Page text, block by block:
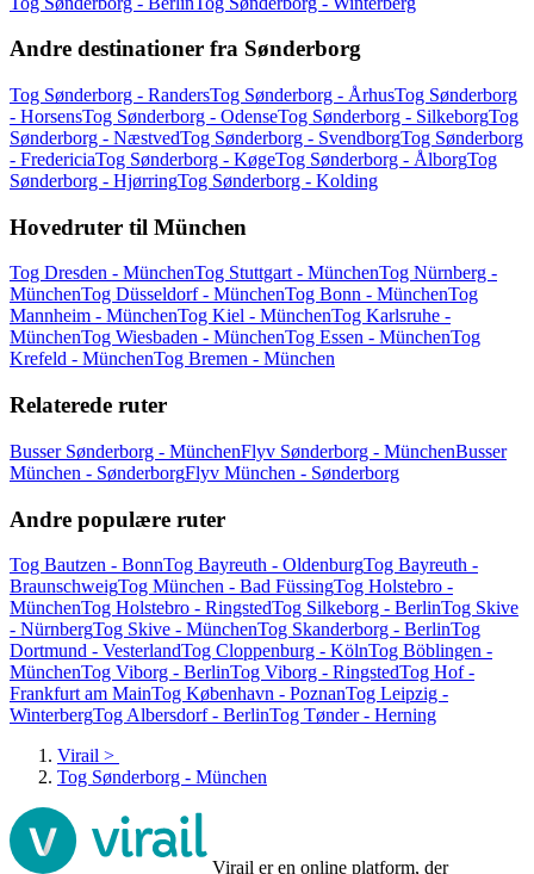
Andre destinationer fra Sønderborg
Tog Sønderborg - RandersTog Sønderborg - ÅrhusTog Sønderborg
- HorsensTog Sønderborg - OdenseTog Sønderborg - SilkeborgTog
Sønderborg - NæstvedTog Sønderborg - SvendborgTog Sønderborg
- FredericiaTog Sønderborg - KøgeTog Sønderborg - ÅlborgTog
Sønderborg - HjørringTog Sønderborg - Kolding
Hovedruter til München
Tog Dresden - MünchenTog Stuttgart - MünchenTog Nürnberg -
MünchenTog Düsseldorf - MünchenTog Bonn - MünchenTog
Mannheim - MünchenTog Kiel - MünchenTog Karlsruhe -
MünchenTog Wiesbaden - MünchenTog Essen - MünchenTog
Krefeld - MünchenTog Bremen - München
Relaterede ruter
Busser Sønderborg - MünchenFlyv Sønderborg - MünchenBusser
München - SønderborgFlyv München - Sønderborg
Andre populære ruter
Tog Bautzen - BonnTog Bayreuth - OldenburgTog Bayreuth -
BraunschweigTog München - Bad FüssingTog Holstebro -
MünchenTog Holstebro - RingstedTog Silkeborg - BerlinTog Skive
- NürnbergTog Skive - MünchenTog Skanderborg - BerlinTog
Dortmund - VesterlandTog Cloppenburg - KölnTog Böblingen -
MünchenTog Viborg - BerlinTog Viborg - RingstedTog Hof -
Frankfurt am MainTog København - PoznanTog Leipzig -
WinterbergTog Albersdorf - BerlinTog Tønder - Herning
Virail >
Tog Sønderborg - München
Virail er en online platform, der